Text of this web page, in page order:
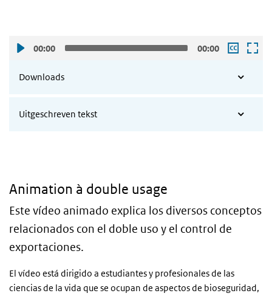
00:00 00:00
Downloads
Uitgeschreven tekst
Animation à double usage
Este vídeo animado explica los diversos conceptos
relacionados con el doble uso y el control de
exportaciones.
El vídeo está dirigido a estudiantes y profesionales de las
ciencias de la vida que se ocupan de aspectos de bioseguridad,